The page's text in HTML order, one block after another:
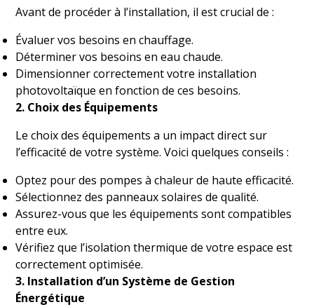
Avant de procéder à l’installation, il est crucial de :
Évaluer vos besoins en chauffage.
Déterminer vos besoins en eau chaude.
Dimensionner correctement votre installation
photovoltaïque en fonction de ces besoins.
2. Choix des Équipements
Le choix des équipements a un impact direct sur
l’efficacité de votre système. Voici quelques conseils :
Optez pour des pompes à chaleur de haute efficacité.
Sélectionnez des panneaux solaires de qualité.
Assurez-vous que les équipements sont compatibles
entre eux.
Vérifiez que l’isolation thermique de votre espace est
correctement optimisée.
3. Installation d’un Système de Gestion
Énergétique